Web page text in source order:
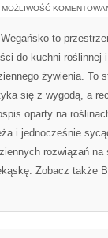
MOŻLIWOŚĆ
to
do kuchni roślinnej
żywienia. To
się z wygodą, a
oparty na
i jednocześnie
rozwiązań na
Zobacz także